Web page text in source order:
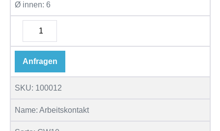
Ø innen: 6
Anfragen
SKU: 100012
Name: Arbeitskontakt